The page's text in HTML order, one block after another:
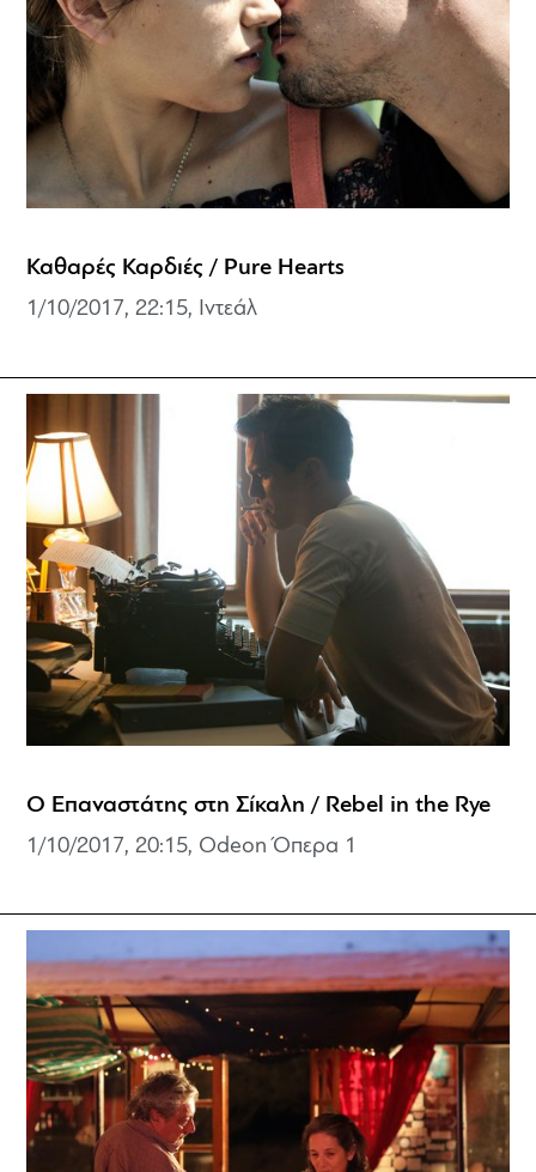
Καθαρές Καρδιές / Pure Hearts
1/10/2017, 22:15, Ιντεάλ
Ο Επαναστάτης στη Σίκαλη / Rebel in the Rye
1/10/2017, 20:15, Odeon Όπερα 1